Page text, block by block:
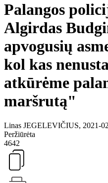
Palangos
Algirdas
apvogusių
kol kas
atkūrėme
maršrutą"
Linas JEGELEVIČIUS, 2021-
Peržiūrėta
4642